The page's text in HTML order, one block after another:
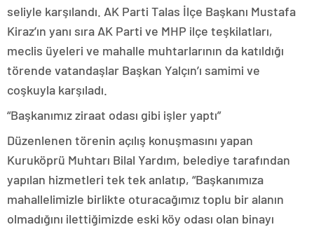
seliyle karşılandı. AK Parti Talas İlçe Başkanı Mustafa
Kiraz’ın yanı sıra AK Parti ve MHP ilçe teşkilatları,
meclis üyeleri ve mahalle muhtarlarının da katıldığı
törende vatandaşlar Başkan Yalçın’ı samimi ve
coşkuyla karşıladı.
“Başkanımız ziraat odası gibi işler yaptı”
Düzenlenen törenin açılış konuşmasını yapan
Kuruköprü Muhtarı Bilal Yardım, belediye tarafından
yapılan hizmetleri tek tek anlatıp, “Başkanımıza
mahallelimizle birlikte oturacağımız toplu bir alanın
olmadığını ilettiğimizde eski köy odası olan binayı